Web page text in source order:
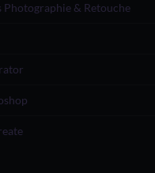
Photographie & Retouche